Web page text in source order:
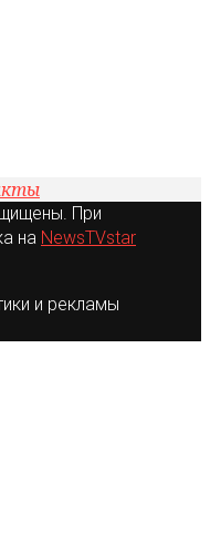
При
на NewsTVstar
и рекламы